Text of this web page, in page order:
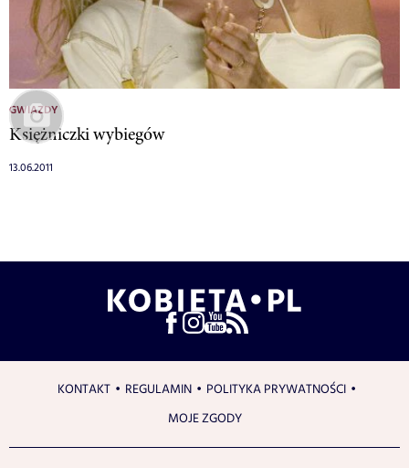
GWIAZDY
Księżniczki wybiegów
13.06.2011
KONTAKT REGULAMIN
POLITYKA PRYWATNOŚCI
MOJE ZGODY